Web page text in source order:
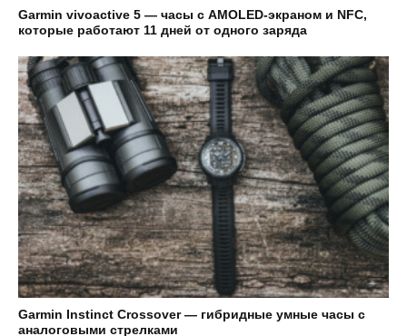
Garmin vivoactive 5 — часы с AMOLED-экраном и NFC,
которые работают 11 дней от одного заряда
Garmin Instinct Crossover — гибридные умные часы с
аналоговыми стрелками